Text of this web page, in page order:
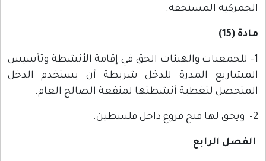
الجمركية المستحقة.
مادة (15)
1- للجمعيات والهيئات الحق في إقامة الأنشطة وتأسيس
المشاريع المدرة للدخل شريطة أن يستخدم الدخل
المتحصل لتغطية أنشطتها لمنفعة الصالح العام.
2- ويحق لها فتح فروع داخل فلسطين.
الفصل الرابع